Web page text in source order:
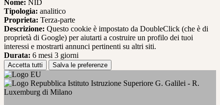
Nome: NID
Tipologia: analitico
Proprieta: Terza-parte
Descrizione: Questo cookie è impostato da DoubleClick (che è di
proprietà di Google) per aiutarti a costruire un profilo dei tuoi
interessi e mostrarti annunci pertinenti su altri siti.
Durata: 6 mesi 3 giorni
Accetta tutti Salva le preferenze
Istituto Istruzione Superiore G. Galilei - R.
Luxemburg di Milano